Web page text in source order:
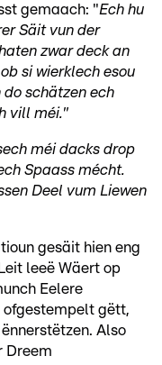
gemaach: "Ech hu
Säit vun der
zwar deck an
si wierklech esou
schätzen ech
vill méi."
méi dacks drop
Spaass mécht.
Deel vum Liewen
gesäit hien eng
leeë Wäert op
Eelere
ofgestempelt gëtt,
Also
Dreem